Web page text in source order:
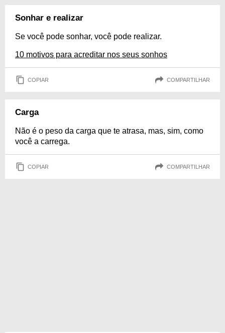
Sonhar e realizar
Se você pode sonhar, você pode realizar.
10 motivos para acreditar nos seus sonhos
COPIAR COMPARTILHAR
Carga
Não é o peso da carga que te atrasa, mas, sim, como
você a carrega.
COPIAR COMPARTILHAR